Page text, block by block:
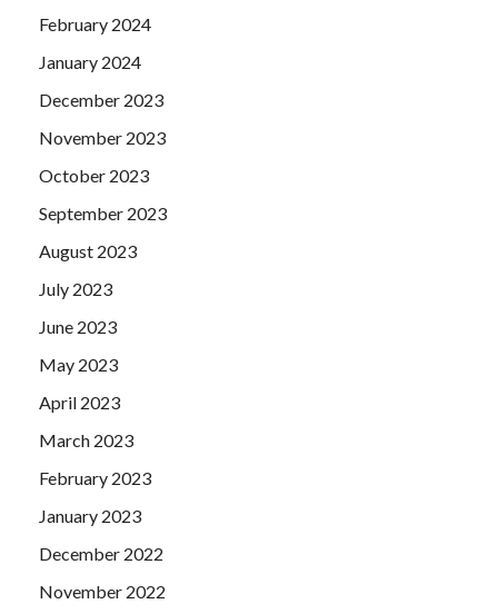
February 2024
January 2024
December 2023
November 2023
October 2023
September 2023
August 2023
July 2023
June 2023
May 2023
April 2023
March 2023
February 2023
January 2023
December 2022
November 2022